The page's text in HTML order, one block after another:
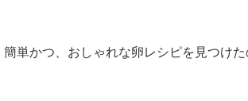
単かつ、おしゃれな卵レシピを見つけ